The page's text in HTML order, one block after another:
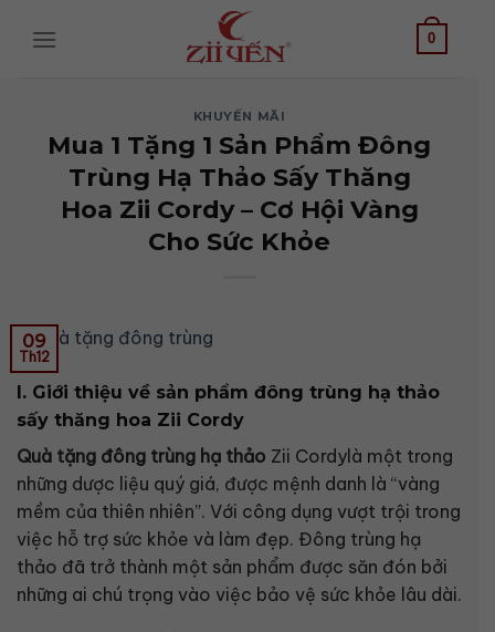
0
KHUYẾN MÃI
Mua 1 Tặng 1 Sản Phẩm Đông
Trùng Hạ Thảo Sấy Thăng
Hoa Zii Cordy – Cơ Hội Vàng
Cho Sức Khỏe
09
Th12
I. Giới thiệu về sản phẩm đông trùng hạ thảo
sấy thăng hoa Zii Cordy
Quà tặng đông trùng hạ thảo Zii Cordylà một trong
những dược liệu quý giá, được mệnh danh là “vàng
mềm của thiên nhiên”. Với công dụng vượt trội trong
việc hỗ trợ sức khỏe và làm đẹp. Đông trùng hạ
thảo đã trở thành một sản phẩm được săn đón bởi
những ai chú trọng vào việc bảo vệ sức khỏe lâu dài.